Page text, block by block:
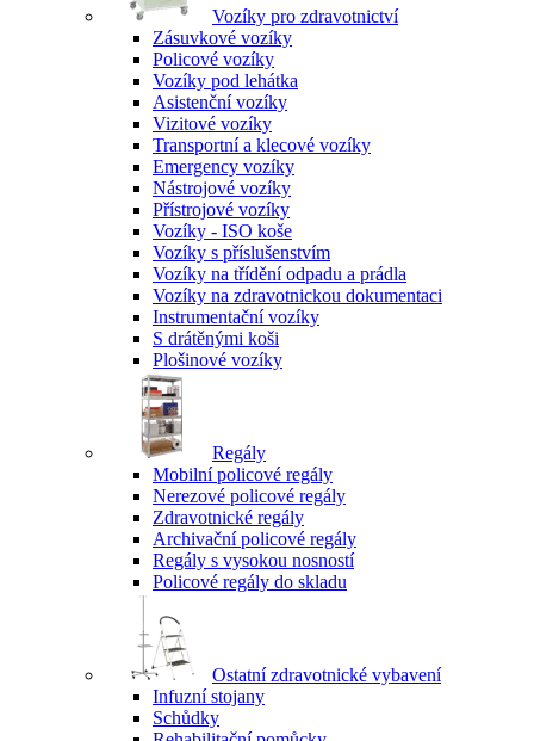
Vozíky pro zdravotnictví
Zásuvkové vozíky
Policové vozíky
Vozíky pod lehátka
Asistenční vozíky
Vizitové vozíky
Transportní a klecové vozíky
Emergency vozíky
Nástrojové vozíky
Přístrojové vozíky
Vozíky - ISO koše
Vozíky s příslušenstvím
Vozíky na třídění odpadu a prádla
Vozíky na zdravotnickou dokumentaci
Instrumentační vozíky
S drátěnými koši
Plošinové vozíky
Regály
Mobilní policové regály
Nerezové policové regály
Zdravotnické regály
Archivační policové regály
Regály s vysokou nosností
Policové regály do skladu
Ostatní zdravotnické vybavení
Infuzní stojany
Schůdky